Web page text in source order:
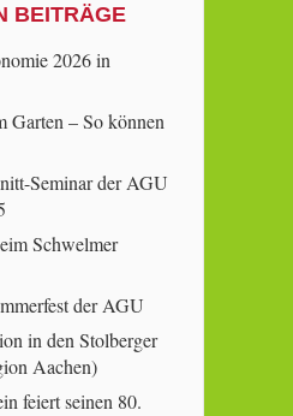
BEITRÄGE
2026 in
Garten – So können
Seminar der AGU
Schwelmer
der AGU
in den Stolberger
Aachen)
feiert seinen 80.